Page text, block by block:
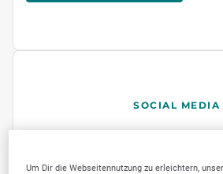
SOCIAL MEDIA
Um Dir die Webseitennutzung zu erleichtern,